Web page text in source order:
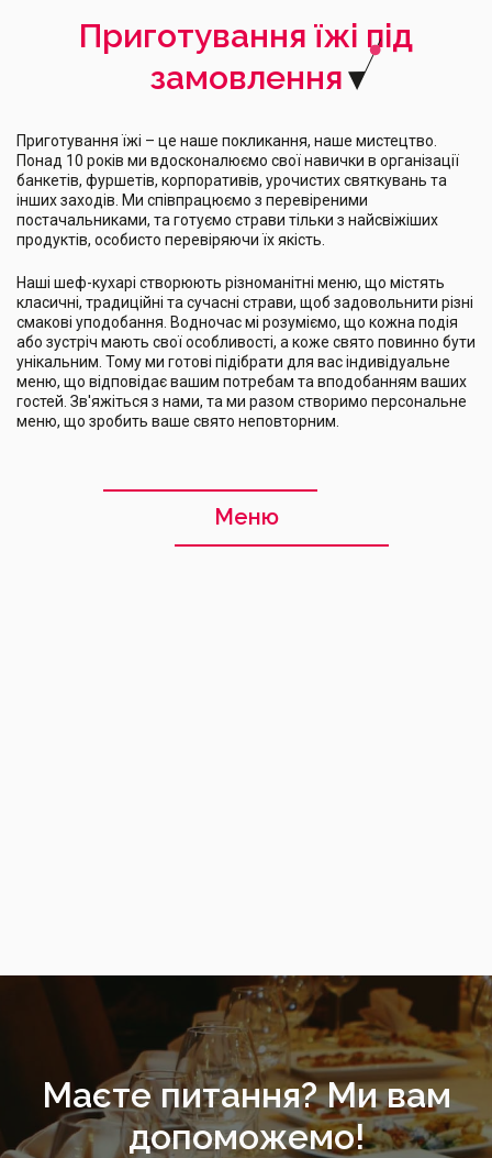
Приготування їжі під
замовлення
Приготування їжі – це наше покликання, наше мистецтво.
Понад 10 років ми вдосконалюємо свої навички в організації
банкетів, фуршетів, корпоративів, урочистих святкувань та
інших заходів. Ми співпрацюємо з перевіреними
постачальниками, та готуємо страви тільки з найсвіжіших
продуктів, особисто перевіряючи їх якість.
Наші шеф-кухарі створюють різноманітні меню, що містять
класичні, традиційні та сучасні страви, щоб задовольнити різні
смакові уподобання. Водночас мі розуміємо, що кожна подія
або зустріч мають свої особливості, а коже свято повинно бути
унікальним. Тому ми готові підібрати для вас індивідуальне
меню, що відповідає вашим потребам та вподобанням ваших
гостей. Зв'яжіться з нами, та ми разом створимо персональне
меню, що зробить ваше свято неповторним.
Меню
Маєте питання? Ми вам
допоможемо!